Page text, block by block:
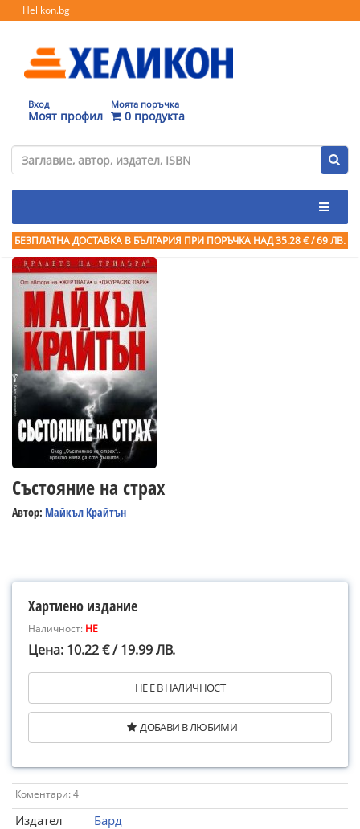
Helikon.bg
Вход
Моят профил
Моята поръчка
0 продукта
БЕЗПЛАТНА ДОСТАВКА В БЪЛГАРИЯ ПРИ ПОРЪЧКА НАД 35.28 € / 69 ЛВ.
Състояние на страх
Автор: Майкъл Крайтън
Хартиено издание
Наличност: НЕ
Цена: 10.22 € / 19.99 ЛВ.
НЕ Е В НАЛИЧНОСТ
ДОБАВИ В ЛЮБИМИ
Коментари: 4
Издател
Бард